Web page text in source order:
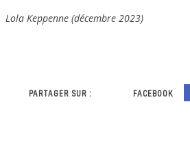
Lola Keppenne (décembre 2023)
PARTAGER SUR : FACEBOOK